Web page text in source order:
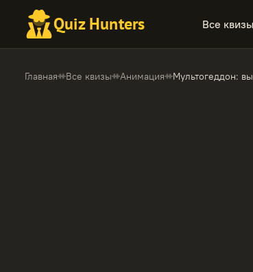
Quiz Hunters Все квизы
Главная Все квизы Анимация Мультогеддон: